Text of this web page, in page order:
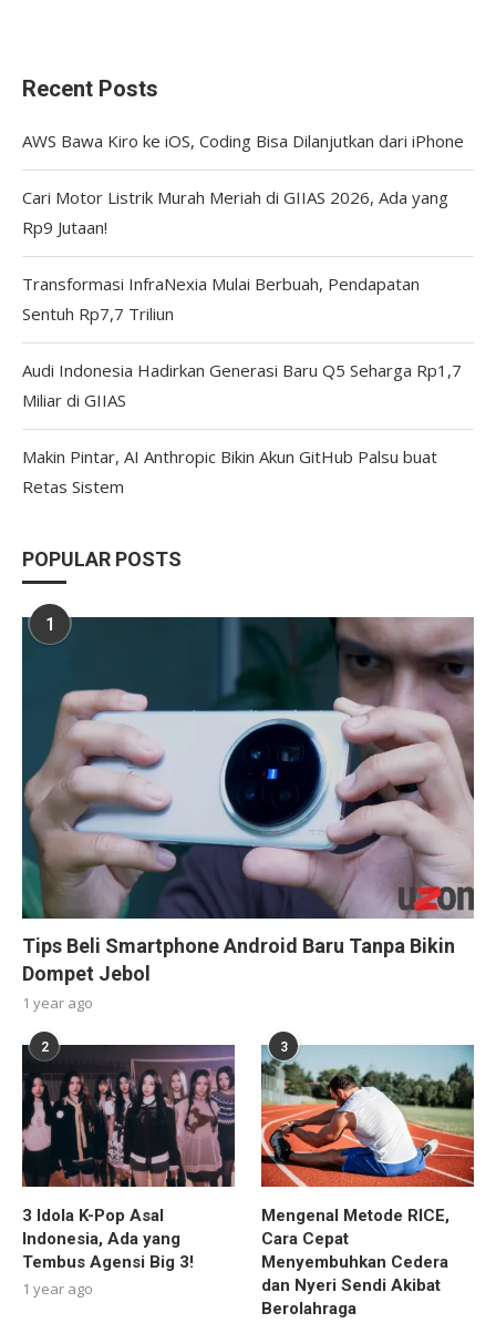
Recent Posts
AWS Bawa Kiro ke iOS, Coding Bisa Dilanjutkan dari iPhone
Cari Motor Listrik Murah Meriah di GIIAS 2026, Ada yang
Rp9 Jutaan!
Transformasi InfraNexia Mulai Berbuah, Pendapatan
Sentuh Rp7,7 Triliun
Audi Indonesia Hadirkan Generasi Baru Q5 Seharga Rp1,7
Miliar di GIIAS
Makin Pintar, AI Anthropic Bikin Akun GitHub Palsu buat
Retas Sistem
POPULAR POSTS
1
Tips Beli Smartphone Android Baru Tanpa Bikin
Dompet Jebol
1 year ago
2
3 Idola K-Pop Asal
Indonesia, Ada yang
Tembus Agensi Big 3!
1 year ago
3
Mengenal Metode RICE,
Cara Cepat
Menyembuhkan Cedera
dan Nyeri Sendi Akibat
Berolahraga